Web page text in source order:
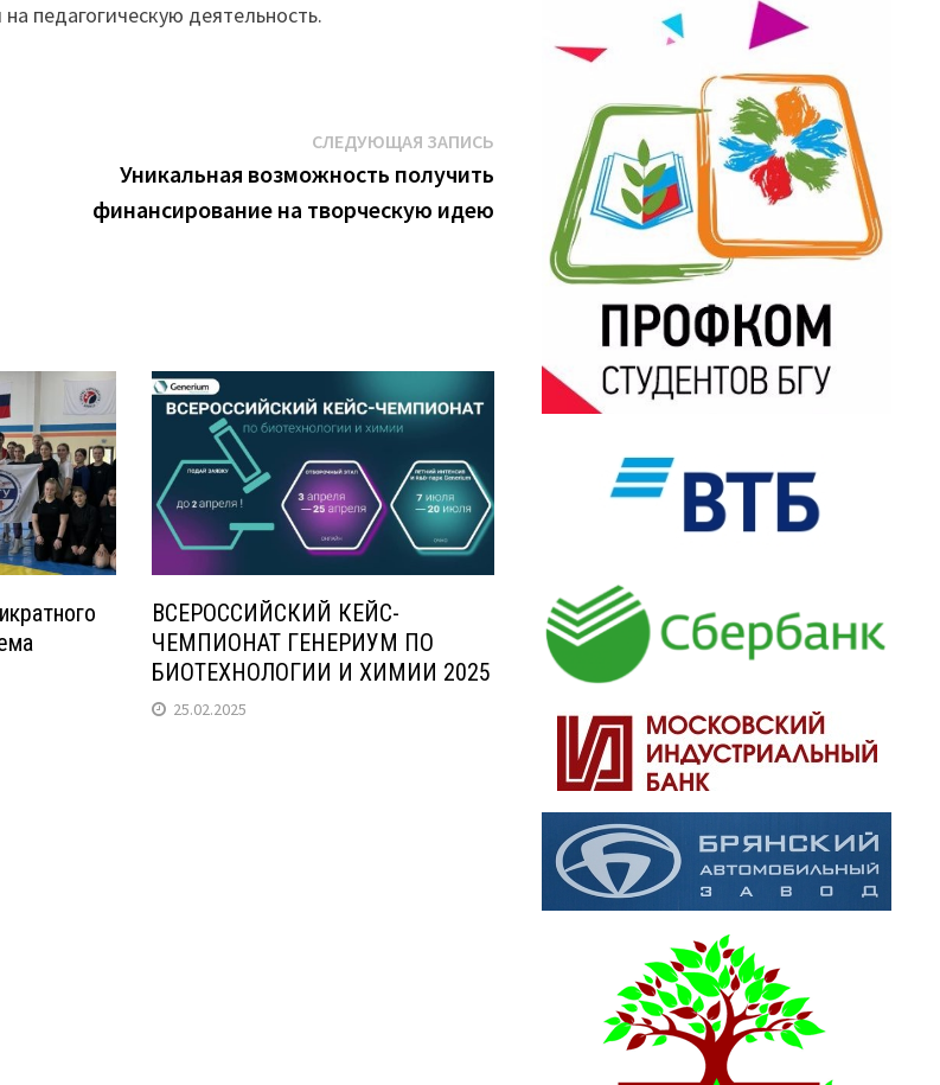
педагогическую деятельность.
СЛЕДУЮЩАЯ ЗАПИСЬСледующая
запись:
Уникальная возможность получить
финансирование на творческую идею
ВСЕРОССИЙСКИЙ КЕЙС-
ЧЕМПИОНАТ ГЕНЕРИУМ ПО
БИОТЕХНОЛОГИИ И ХИМИИ 2025
25.02.2025